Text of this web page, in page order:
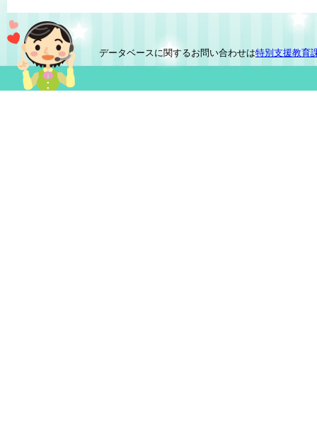
データベースに関するお問い合わせは特別支援教育